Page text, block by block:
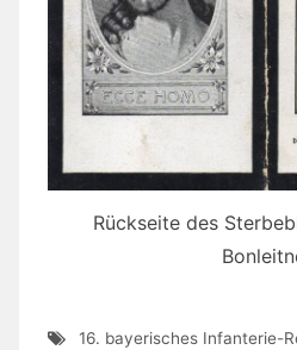
Rückseite des
16. bayerisches Infanterie-